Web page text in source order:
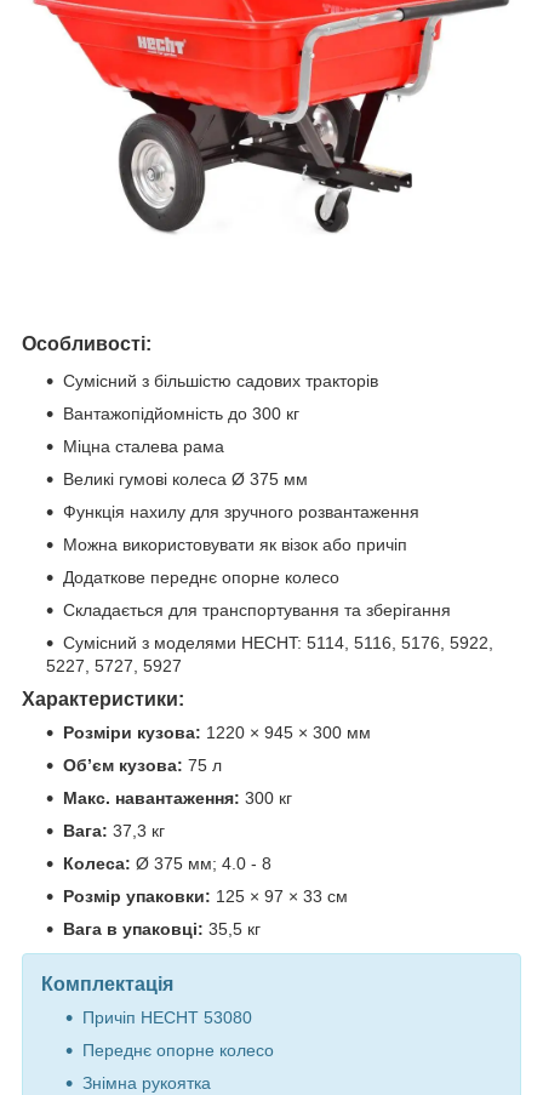
Особливості:
Сумісний з більшістю садових тракторів
Вантажопідйомність до 300 кг
Міцна сталева рама
Великі гумові колеса Ø 375 мм
Функція нахилу для зручного розвантаження
Можна використовувати як візок або причіп
Додаткове переднє опорне колесо
Складається для транспортування та зберігання
Сумісний з моделями HECHT: 5114, 5116, 5176, 5922,
5227, 5727, 5927
Характеристики:
Розміри кузова: 1220 × 945 × 300 мм
Об’єм кузова: 75 л
Макс. навантаження: 300 кг
Вага: 37,3 кг
Колеса: Ø 375 мм; 4.0 - 8
Розмір упаковки: 125 × 97 × 33 см
Вага в упаковці: 35,5 кг
Комплектація
Причіп HECHT 53080
Переднє опорне колесо
Знімна рукоятка